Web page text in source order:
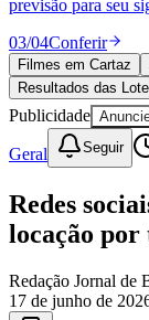
Publicidade
Política
Eleições
Esportes
Saúde
Segurança
Cultura
Meio
Educação
Bairros de Barueri
Selecione sua
previsão para seu
03/04Conferir
Filmes em Cartaz
Resultados das
Publicidade
Geral Seguir
Redes
locação por
Redação Jornal de
17 de junho de